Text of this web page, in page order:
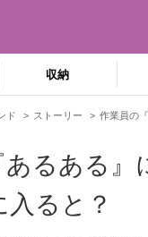
収納
ド ストーリー 作業員の
あるある
ると？